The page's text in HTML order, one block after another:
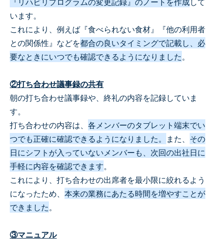
います。
これにより、例えば『食べられない食材』『他の利用者
との関係性』などを都合の良いタイミングで記載し、必
要なときにいつでも確認できるようになりました。
②打ち合わせ議事録の共有
朝の打ち合わせ議事録や、終礼の内容を記録していま
す。
打ち合わせの内容は、 各メンバーのタブレット端末でい
つでも正確に確認できるようになりました。
また、 その
日にシフトが入っていないメンバーも、次回の出社日に
手軽に内容を確認できます。
これにより、打ち合わせの出席者を最小限に絞れるよう
になったため、 本来の業務にあたる時間を増やすことが
できました。
③マニュアル